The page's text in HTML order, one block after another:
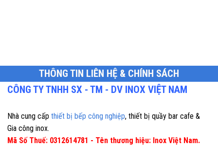
THÔNG TIN LIÊN HỆ & CHÍNH SÁCH
CÔNG TY TNHH SX - TM - DV INOX VIỆT NAM
Nhà cung cấp thiết bị bếp công nghiệp, thiết bị quầy bar cafe &
Gia công inox.
Mã Số Thuế: 0312614781 - Tên thương hiệu: Inox Việt Nam.